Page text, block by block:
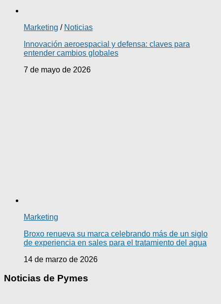
Marketing / Noticias
Innovación aeroespacial y defensa: claves para
entender cambios globales
7 de mayo de 2026
Marketing
Broxo renueva su marca celebrando más de un siglo
de experiencia en sales para el tratamiento del agua
14 de marzo de 2026
Noticias de Pymes